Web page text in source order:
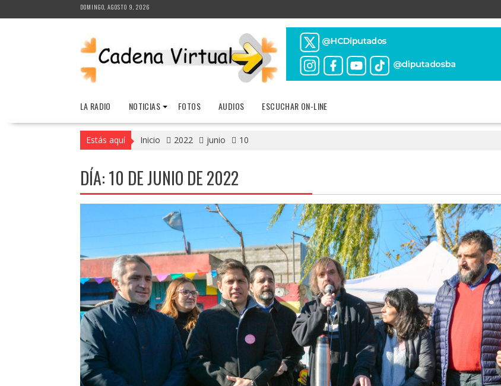
al
DOMINGO, AGOSTO 9, 2026
LA RADIO NOTICIAS FOTOS AUDIOS ESCUCHAR ON-LINE
Estás aquí Inicio 2022 junio 10
DÍA:10 DE JUNIO DE 2022